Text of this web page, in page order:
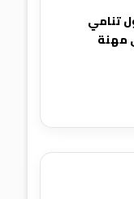
تنامي
مهنة